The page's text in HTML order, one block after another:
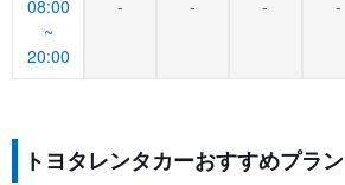
08:00
~
20:00
- - - -
トヨタレンタカーおすすめプラン